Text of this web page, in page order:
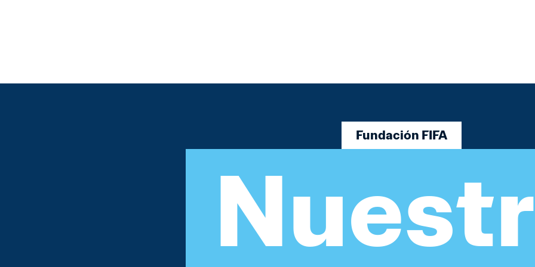
Fundación FIFA